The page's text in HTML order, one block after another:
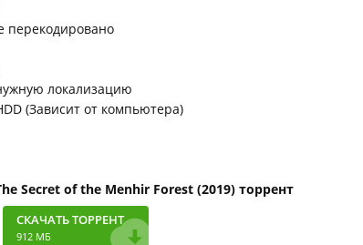
перекодировано
локализацию
(Зависит от компьютера)
Secret of the Menhir Forest (2019) торрент
СКАЧАТЬ ТОРРЕНТ
912 МБ